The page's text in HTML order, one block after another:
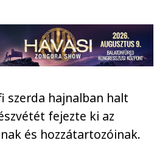
szerda hajnalban halt
fejezte ki az
és hozzátartozóinak.